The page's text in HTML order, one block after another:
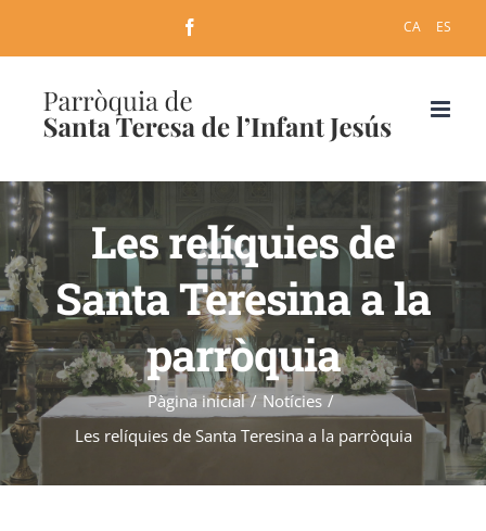
to
CA ES
Les relíquies de
Santa Teresina a la
parròquia
Pàgina inicial / Notícies /
Les relíquies de Santa Teresina a la parròquia